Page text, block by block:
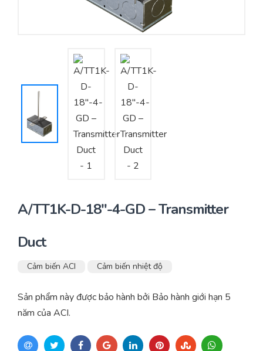
Cung cấp giải pháp quản lý cho toà nhà (BMS)
Bảo trì – Bảo dưỡng hệ thống
Tư vấn – Thiết kế – Cung cấp thiết bị HVAC
Tư vấn thiết kế, thi công tủ điều khiển
Thi công – Lắp đặt hệ thống HVAC
A/TT1K-D-18″-4-GD – Transmitter
Duct
Cảm biến ACI Cảm biến nhiệt độ
Sản phẩm này được bảo hành bởi Bảo hành giới hạn 5
năm của ACI.